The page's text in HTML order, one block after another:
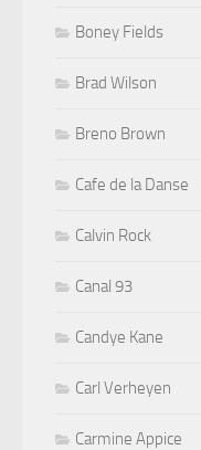
Boney Fields
Brad Wilson
Breno Brown
Cafe de la Danse
Calvin Rock
Canal 93
Candye Kane
Carl Verheyen
Carmine Appice